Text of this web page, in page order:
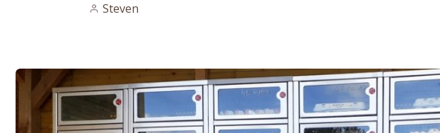
Steven